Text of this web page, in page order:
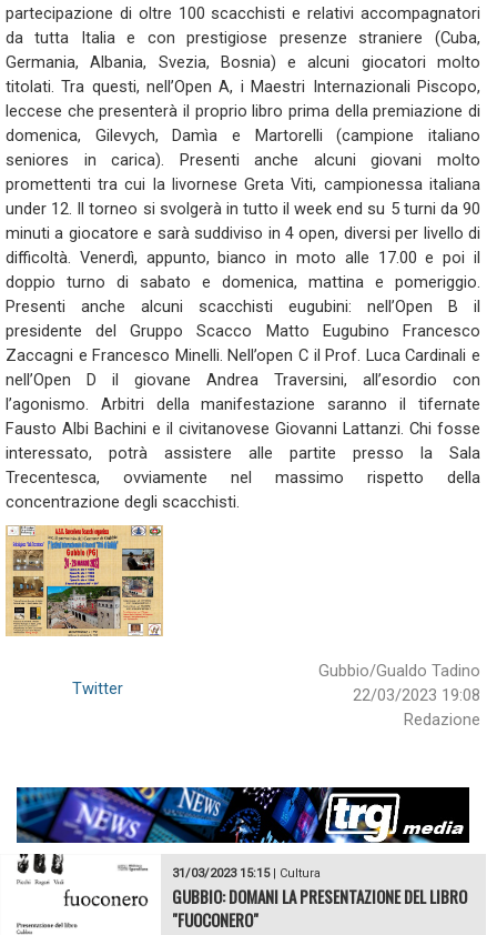
partecipazione di oltre 100 scacchisti e relativi accompagnatori
da tutta Italia e con prestigiose presenze straniere (Cuba,
Germania, Albania, Svezia, Bosnia) e alcuni giocatori molto
titolati. Tra questi, nell’Open A, i Maestri Internazionali Piscopo,
leccese che presenterà il proprio libro prima della premiazione di
domenica, Gilevych, Damìa e Martorelli (campione italiano
seniores in carica). Presenti anche alcuni giovani molto
promettenti tra cui la livornese Greta Viti, campionessa italiana
under 12. Il torneo si svolgerà in tutto il week end su 5 turni da 90
minuti a giocatore e sarà suddiviso in 4 open, diversi per livello di
difficoltà. Venerdì, appunto, bianco in moto alle 17.00 e poi il
doppio turno di sabato e domenica, mattina e pomeriggio.
Presenti anche alcuni scacchisti eugubini: nell’Open B il
presidente del Gruppo Scacco Matto Eugubino Francesco
Zaccagni e Francesco Minelli. Nell’open C il Prof. Luca Cardinali e
nell’Open D il giovane Andrea Traversini, all’esordio con
l’agonismo. Arbitri della manifestazione saranno il tifernate
Fausto Albi Bachini e il civitanovese Giovanni Lattanzi. Chi fosse
interessato, potrà assistere alle partite presso la Sala
Trecentesca, ovviamente nel massimo rispetto della
concentrazione degli scacchisti.
Gubbio/Gualdo Tadino
22/03/2023 19:08
Redazione
Twitter
31/03/2023 15:15| Cultura
GUBBIO: DOMANI LA PRESENTAZIONE DEL LIBRO
"FUOCONERO"